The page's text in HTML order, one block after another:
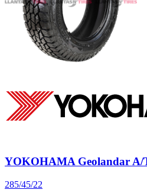
YOKOHAMA Geolandar A/
285/45/22